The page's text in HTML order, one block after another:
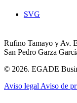
SVG
Rufino Tamayo y Av.
San Pedro Garza
© 2026. EGADE
Aviso legal Aviso de